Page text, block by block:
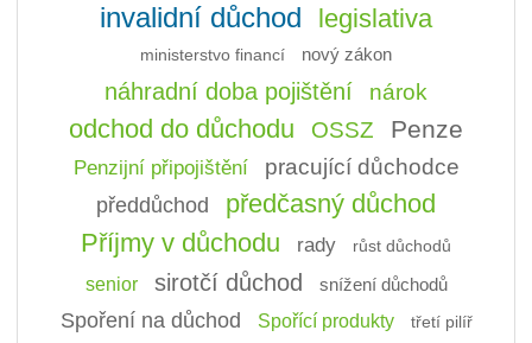
invalidní důchod legislativa
ministerstvo financí nový zákon
náhradní doba pojištění nárok
odchod do důchodu OSSZ Penze
Penzijní připojištění pracující důchodce
předdůchod předčasný důchod
Příjmy v důchodu rady růst důchodů
senior sirotčí důchod snížení důchodů
Spoření na důchod Spořící produkty třetí pilíř